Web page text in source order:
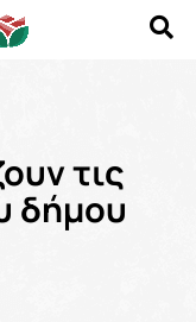
τις
δήμου